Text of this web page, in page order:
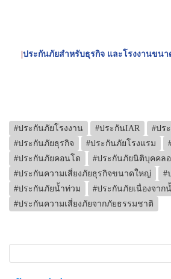
ประกันภัยสำหรับธุรกิจ และโรงงานขนา
#ประกันภัยโรงงาน #ประกันIAR
#ปร
#ประกันภัยธุรกิจ
#ประกันภัยโรงแรม
#ประกันภัยคอนโด
#ประกันภัยนิติบุคคล
#ประกันความเสี่ยงภัยธุรกิจขนาดใหญ่
#
#ประกันภัยน้ำท่วม
#ประกันภัยเนื่องจาก
#ประกันความเสี่ยงภัยจากภัยธรรมชาติ